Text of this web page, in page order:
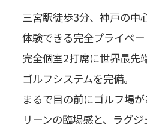
三宮駅徒歩3分、神戸の中
体験できる完全プライベー
完全個室2打席に世界最先
ゴルフシステムを完備。
まるで目の前にゴルフ場
リーンの臨場感と、ラグ